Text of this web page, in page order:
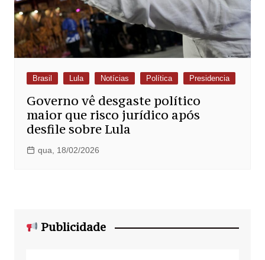
Brasil Lula Notícias Política Presidencia
Governo vê desgaste político
maior que risco jurídico após
desfile sobre Lula
qua, 18/02/2026
Publicidade